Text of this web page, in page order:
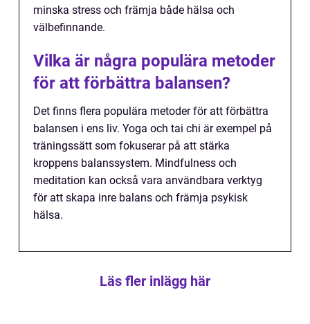
minska stress och främja både hälsa och
välbefinnande.
Vilka är några populära metoder
för att förbättra balansen?
Det finns flera populära metoder för att förbättra
balansen i ens liv. Yoga och tai chi är exempel på
träningssätt som fokuserar på att stärka
kroppens balanssystem. Mindfulness och
meditation kan också vara användbara verktyg
för att skapa inre balans och främja psykisk
hälsa.
Läs fler inlägg här